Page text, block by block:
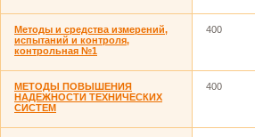
Методы и средства измерений,
испытаний и контроля,
контрольная №1
400
МЕТОДЫ ПОВЫШЕНИЯ
НАДЕЖНОСТИ ТЕХНИЧЕСКИХ
СИСТЕМ
400